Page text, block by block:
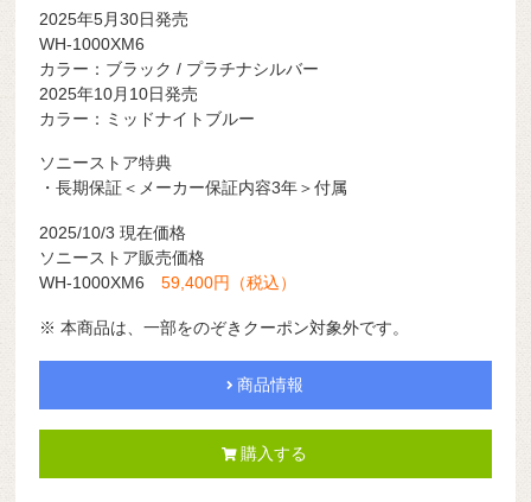
2025年5月30日発売
WH-1000XM6
カラー：ブラック / プラチナシルバー
2025年10月10日発売
カラー：ミッドナイトブルー
ソニーストア特典
・長期保証＜メーカー保証内容3年＞付属
2025/10/3 現在価格
ソニーストア販売価格
WH-1000XM659,400円（税込）
※ 本商品は、一部をのぞきクーポン対象外です。
商品情報
購入する